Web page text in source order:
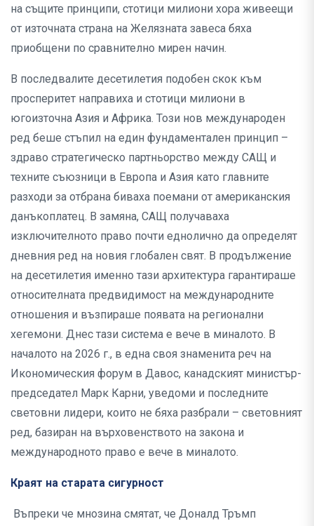
на същите принципи, стотици милиони хора живеещи
от източната страна на Желязната завеса бяха
приобщени по сравнително мирен начин.
В последвалите десетилетия подобен скок към
просперитет направиха и стотици милиони в
югоизточна Азия и Африка. Този нов международен
ред беше стъпил на един фундаментален принцип –
здраво стратегическо партньорство между САЩ и
техните съюзници в Европа и Азия като главните
разходи за отбрана биваха поемани от американския
данъкоплатец. В замяна, САЩ получаваха
изключителното право почти еднолично да определят
дневния ред на новия глобален свят. В продължение
на десетилетия именно тази архитектура гарантираше
относителната предвидимост на международните
отношения и възпираше появата на регионални
хегемони. Днес тази система е вече в миналото. В
началото на 2026 г., в една своя знаменита реч на
Икономическия форум в Давос, канадският министър-
председател Марк Карни, уведоми и последните
световни лидери, които не бяха разбрали – световният
ред, базиран на върховенството на закона и
международното право е вече в миналото.
Краят на старата сигурност
Въпреки че мнозина смятат, че Доналд Тръмп